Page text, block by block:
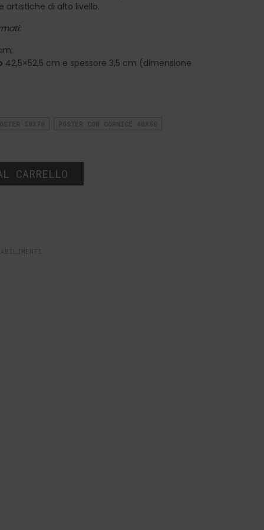
artistiche di alto livello.
42,5×52,5 cm e spessore 3,5 cm (dimensione
CARRELLO